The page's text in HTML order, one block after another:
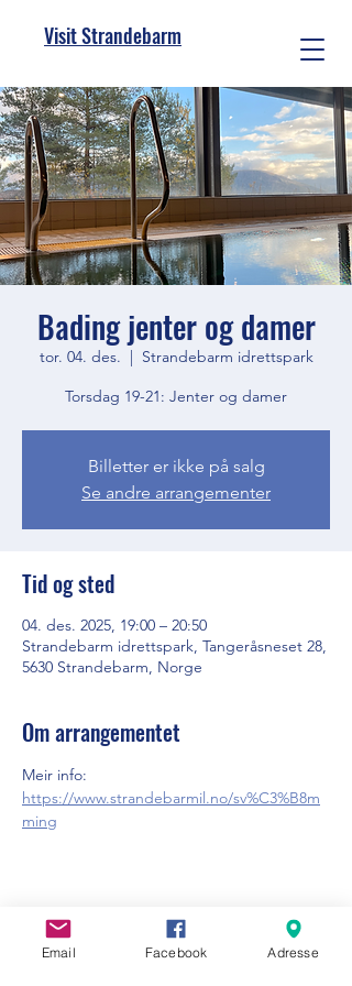
Visit Strandebarm
Bading jenter og damer
tor. 04. des.
  |
Strandebarm idrettspark
Torsdag 19-21: Jenter og damer
Billetter er ikke på salg
Se andre arrangementer
Tid og sted
04. des. 2025, 19:00 – 20:50
Strandebarm idrettspark, Tangeråsneset 28,
5630 Strandebarm, Norge
Om arrangementet
Meir info:
https://www.strandebarmil.no/sv%C3%B8m
ming
Del dette arrangementet
Email Facebook Adresse